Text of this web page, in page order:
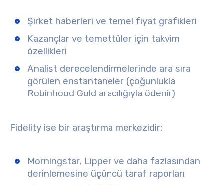
Şirket haberleri ve temel fiyat grafikleri
Kazançlar ve temettüler için takvim
özellikleri
Analist derecelendirmelerinde ara sıra
görülen enstantaneler (çoğunlukla
Robinhood Gold aracılığıyla ödenir)
Fidelity ise bir araştırma merkezidir:
Morningstar, Lipper ve daha fazlasından
derinlemesine üçüncü taraf raporları